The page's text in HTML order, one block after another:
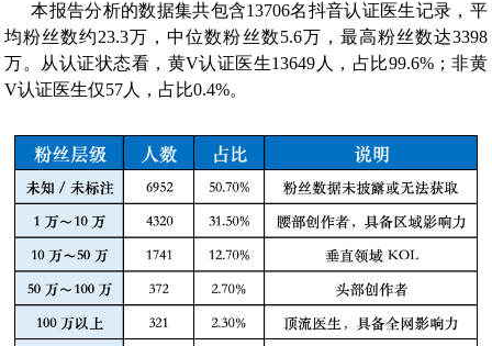
本报告分析的数据集共包含13706名抖音认证医生记录，平
均粉丝数约23.3万，中位数粉丝数5.6万，最高粉丝数达3398
万。从认证状态看，黄V认证医生13649人，占比99.6%；非黄
V认证医生仅57人，占比0.4%。